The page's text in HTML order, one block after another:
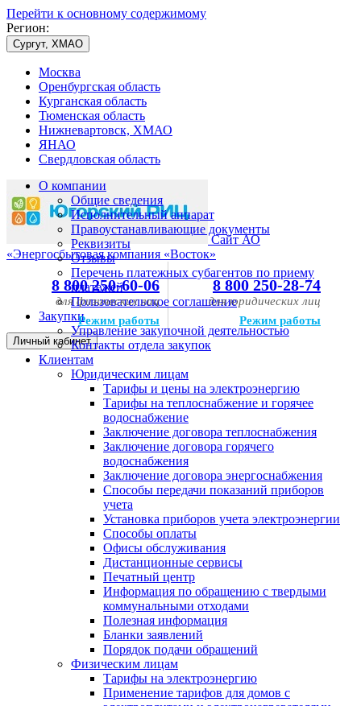
Перейти к основному содержимому
Регион:
Сургут, ХМАО
Москва
Оренбургская область
Курганская область
Тюменская область
Нижневартовск, ХМАО
ЯНАО
Свердловская область
Сайт АО
«Энергосбытовая компания «Восток»
8 800 250-60-06
для физических лиц
Режим работы
8 800 250-28-74
для юридических лиц
Режим работы
Личный кабинет
О компании
Общие сведения
Исполнительный аппарат
Правоустанавливающие документы
Реквизиты
Отзывы
Перечень платежных субагентов по приему
платежей
Пользовательское соглашение
Закупки
Управление закупочной деятельностью
Контакты отдела закупок
Клиентам
Юридическим лицам
Тарифы и цены на электроэнергию
Тарифы на теплоснабжение и горячее
водоснабжение
Заключение договора теплоснабжения
Заключение договора горячего
водоснабжения
Заключение договора энергоснабжения
Способы передачи показаний приборов
учета
Установка приборов учета электроэнергии
Способы оплаты
Офисы обслуживания
Дистанционные сервисы
Печатный центр
Информация по обращению с твердыми
коммунальными отходами
Полезная информация
Бланки заявлений
Порядок подачи обращений
Физическим лицам
Тарифы на электроэнергию
Применение тарифов для домов с